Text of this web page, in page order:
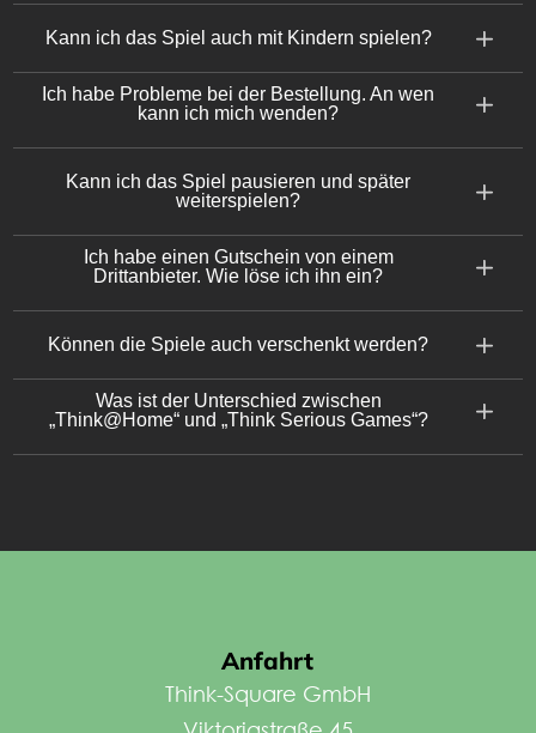
Kann ich das Spiel auch mit Kindern spielen?
Ich habe Probleme bei der Bestellung. An wen
kann ich mich wenden?
Kann ich das Spiel pausieren und später
weiterspielen?
Ich habe einen Gutschein von einem
Drittanbieter. Wie löse ich ihn ein?
Können die Spiele auch verschenkt werden?
Was ist der Unterschied zwischen
„Think@Home“ und „Think Serious Games“?
Anfahrt
Think-Square GmbH